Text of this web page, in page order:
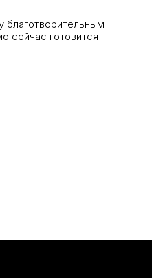
сейчас готовится